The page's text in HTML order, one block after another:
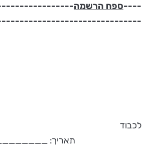
----ספח הרשמה
--------------------------------
תאריך: